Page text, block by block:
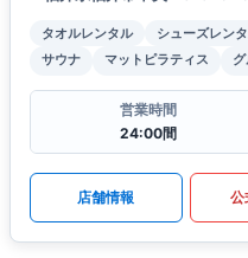
タオルレンタル シューズレン
サウナ
マットピラティス
営業時間
24:00間
店舗情報 公